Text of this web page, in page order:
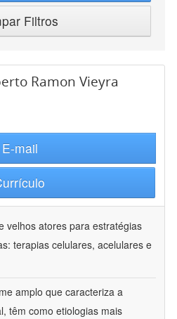
Filtros
Ramon Vieyra
E-mail
velhos atores para estratégias
terapias celulares, acelulares e
amplo que caracteriza a
têm como etiologias mais